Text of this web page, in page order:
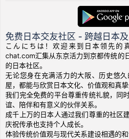
免费日本交友社区 - 跨越日本
こんにちは！欢迎来到日本领先的
chat.com汇集从东京活力到京都传统的
的日本社区。
无论您身在充满活力的大阪、历史悠
屋，都能与欣赏日本文化、价值观和真
我们完全免费的平台尊重传统礼貌，同
谊、陪伴和有意义的伙伴关系。
成千上万的日本人通过我们尊重的社区
庆祝传承也支持个人成长。
体验传统价值观与现代关系建设相遇的和